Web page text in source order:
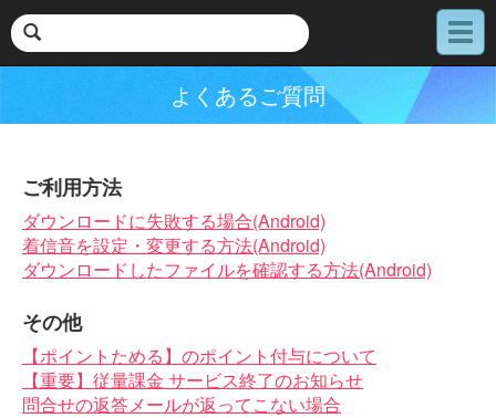
メ
ニ
よくあるご質問
ご利用方法
ダウンロードに失敗する場合(Android)
着信音を設定・変更する方法(Android)
ダウンロードしたファイルを確認する方法(Android)
その他
【ポイントためる】のポイント付与について
【重要】従量課金 サービス終了のお知らせ
問合せの返答メールが返ってこない場合